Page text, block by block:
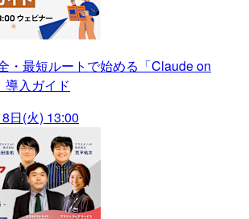
・最短ルートで始める「Claude on
導入ガイド
日(火) 13:00